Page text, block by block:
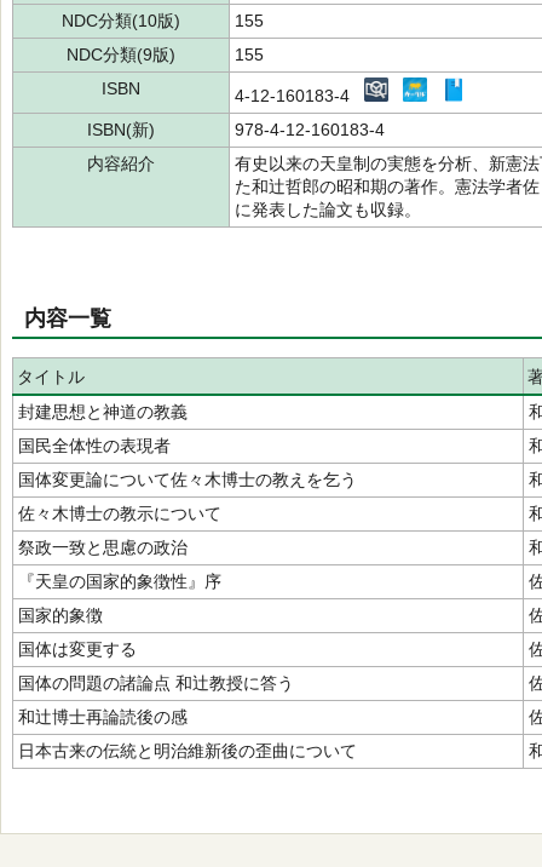
NDC分類(10版)
155
NDC分類(9版)
155
ISBN
4-12-160183-4
ISBN(新)
978-4-12-160183-4
内容紹介
有史以来の天皇制の実態を分析、新憲
た和辻哲郎の昭和期の著作。憲法学者
に発表した論文も収録。
内容一覧
タイトル
封建思想と神道の教義
国民全体性の表現者
国体変更論について佐々木博士の教えを乞う
佐々木博士の教示について
祭政一致と思慮の政治
『天皇の国家的象徴性』序
国家的象徴
国体は変更する
国体の問題の諸論点 和辻教授に答う
和辻博士再論読後の感
日本古来の伝統と明治維新後の歪曲について